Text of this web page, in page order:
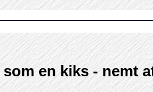
en kiks - nemt